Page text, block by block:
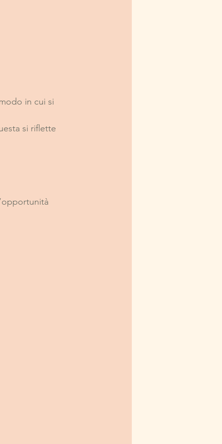
in cui si
si riflette